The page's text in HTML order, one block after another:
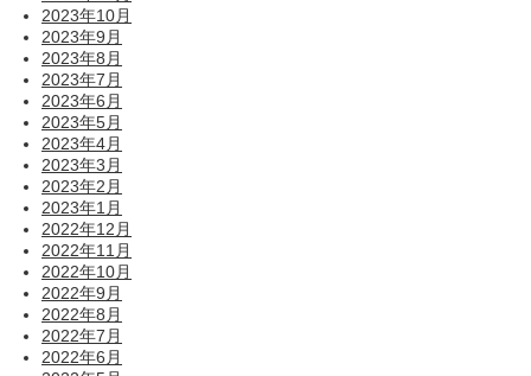
2023年10月
2023年9月
2023年8月
2023年7月
2023年6月
2023年5月
2023年4月
2023年3月
2023年2月
2023年1月
2022年12月
2022年11月
2022年10月
2022年9月
2022年8月
2022年7月
2022年6月